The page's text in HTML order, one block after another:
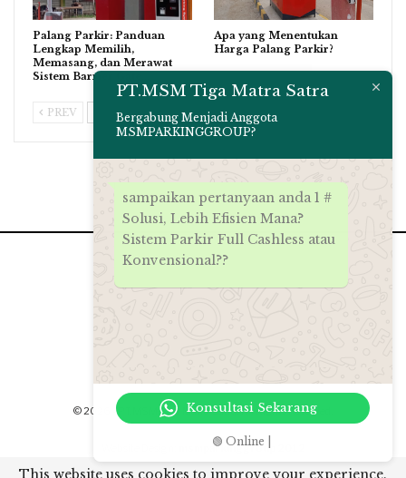
Palang Parkir: Panduan
Lengkap Memilih,
Memasang, dan Merawat
Sistem Barrier Gate…
Apa yang Menentukan
Harga Palang Parkir?
PREV NEXT
© 2026 - PT.MSM Tiga Matra Satra. All Rights Reserved.
msmparkinggroup 2012
This website uses cookies to improve your experience.
PT.MSM Tiga Matra Satra
Bergabung Menjadi Anggota
MSMPARKINGGROUP?
sampaikan pertanyaan anda 1 #
Solusi, Lebih Efisien Mana?
Sistem Parkir Full Cashless atau
Konvensional??
Konsultasi Sekarang
🟢 Online |